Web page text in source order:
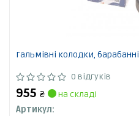
Гальмівні колодки, барабанні
0 відгуків
955 ₴
на складі
Артикул: